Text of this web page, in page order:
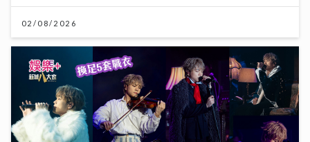
02/08/2026